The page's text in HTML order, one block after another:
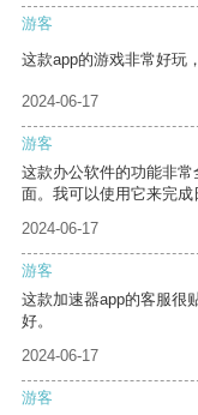
游客
这款app的游戏非常好玩
2024-06-17
游客
这款办公软件的功能非
面。我可以使用它来完成
2024-06-17
游客
这款加速器app的客服很
好。
2024-06-17
游客